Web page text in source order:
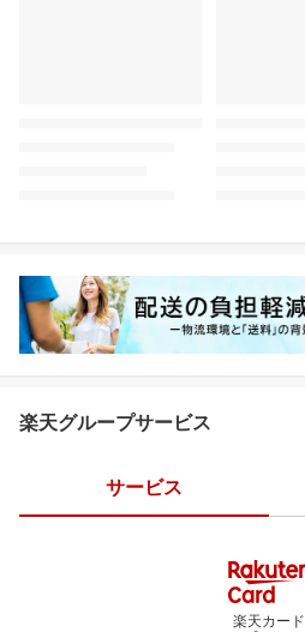
楽天グループサービス
サービス
楽天カード